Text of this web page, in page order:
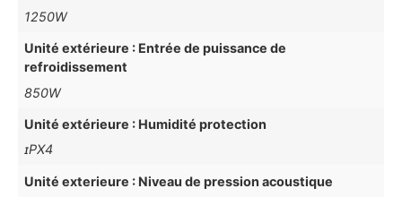
1250W
Unité extérieure : Entrée de puissance de
refroidissement
850W
Unité extérieure : Humidité protection
ɪPX4
Unité exterieure : Niveau de pression acoustique